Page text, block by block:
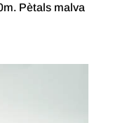
Pètals malva